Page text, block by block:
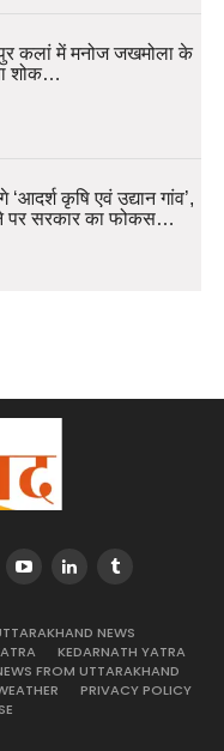
कलां में मनोज जखमोला के
शोक…
कृषि एवं उद्यान गांव’,
पर सरकार का फोकस…
NEWS
KEDARNATH YATRA
FROM UTTARAKHAND
PRIVACY POLICY